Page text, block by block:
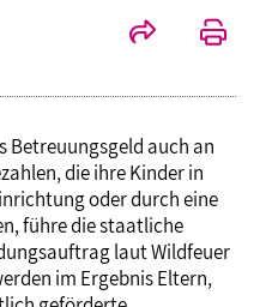
Betreuungsgeld auch an
die ihre Kinder in
oder durch eine
führe die staatliche
laut Wildfeuer
im Ergebnis Eltern,